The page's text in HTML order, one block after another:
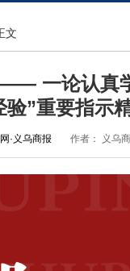
文
一论认真
”重要指示
·义乌商报 作者： 义乌